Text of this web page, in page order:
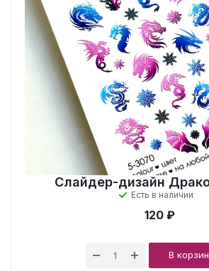
Слайдер-дизайн
Есть в наличии
120 ₽
В